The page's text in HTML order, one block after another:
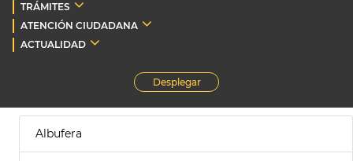
TRÁMITES
ATENCIÓN CIUDADANA
ACTUALIDAD
Desplegar
Albufera